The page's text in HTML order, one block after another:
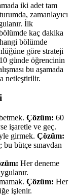
iki adet tam
zamanlayıcı
İlk
kaç dakika
bölümde
göre strateji
günde öğrencinin
bu aşamada
netleştirilir.
Çözüm: 60
işaretle ve geç.
girmek. Çözüm:
bu bütçe sınavdan
Her deneme
Çözüm: Her
işlenir.